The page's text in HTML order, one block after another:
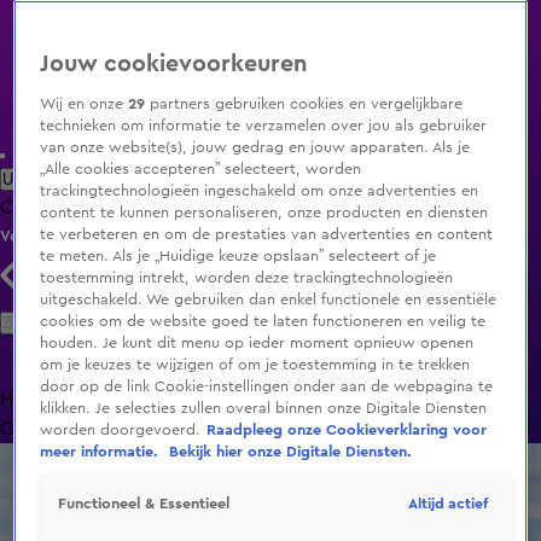
Uitzending Gemist Populaire programma's Zenders Genres
ClipsFilmsRadioSmart TV inlogShop
Volg KIJK
Zoeken
HomeUitzending Gemist Programma's De Bondgenoten
OranjezomerLivestreamsShop
Jouw cookievoorkeuren
Wij en onze29 partners gebruiken cookies en vergelijkbare
technieken om informatie te verzamelen over jou als gebruiker
van onze website(s), jouw gedrag en jouw apparaten. Als je
„Alle cookies accepteren” selecteert, worden
trackingtechnologieën ingeschakeld om onze advertenties en
content te kunnen personaliseren, onze producten en diensten
te verbeteren en om de prestaties van advertenties en content
te meten. Als je „Huidige keuze opslaan” selecteert of je
toestemming intrekt, worden deze trackingtechnologieën
uitgeschakeld. We gebruiken dan enkel functionele en essentiële
cookies om de website goed te laten functioneren en veilig te
houden. Je kunt dit menu op ieder moment opnieuw openen
om je keuzes te wijzigen of om je toestemming in te trekken
door op de link Cookie-instellingen onder aan de webpagina te
klikken. Je selecties zullen overal binnen onze Digitale Diensten
worden doorgevoerd.
Raadpleeg onze Cookieverklaring voor
meer informatie.
Bekijk hier onze Digitale Diensten.
Functioneel & Essentieel Altijd actief